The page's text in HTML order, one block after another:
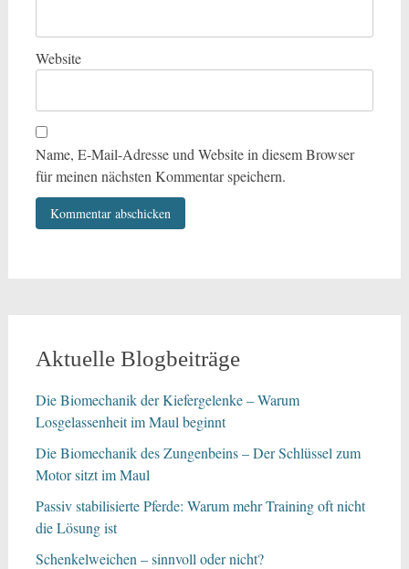
Website
Name, E-Mail-Adresse und Website in diesem Browser
für meinen nächsten Kommentar speichern.
Aktuelle Blogbeiträge
Die Biomechanik der Kiefergelenke – Warum
Losgelassenheit im Maul beginnt
Die Biomechanik des Zungenbeins – Der Schlüssel zum
Motor sitzt im Maul
Passiv stabilisierte Pferde: Warum mehr Training oft nicht
die Lösung ist
Schenkelweichen – sinnvoll oder nicht?